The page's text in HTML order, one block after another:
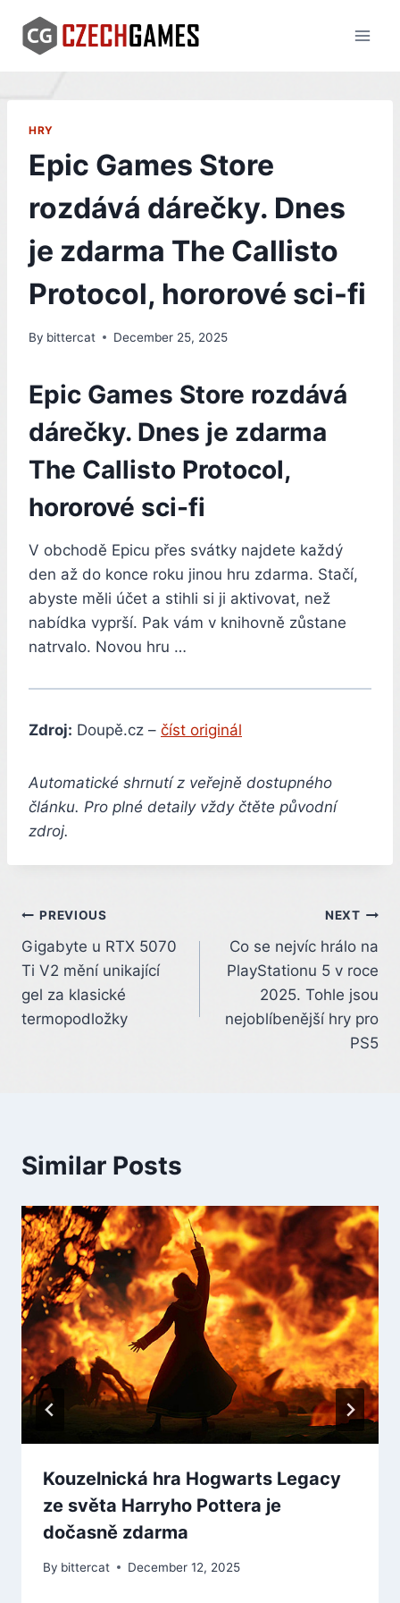
content
HRY
Epic Games Store
rozdává dárečky. Dnes
je zdarma The Callisto
Protocol, hororové sci-fi
By bittercat December 25, 2025
Epic Games Store rozdává
dárečky. Dnes je zdarma
The Callisto Protocol,
hororové sci-fi
V obchodě Epicu přes svátky najdete každý
den až do konce roku jinou hru zdarma. Stačí,
abyste měli účet a stihli si ji aktivovat, než
nabídka vyprší. Pak vám v knihovně zůstane
natrvalo. Novou hru …
Zdroj: Doupě.cz – číst originál
Automatické shrnutí z veřejně dostupného
článku. Pro plné detaily vždy čtěte původní
zdroj.
Post
navigation
PREVIOUS
Gigabyte u RTX 5070
Ti V2 mění unikající
gel za klasické
termopodložky
NEXT
Co se nejvíc hrálo na
PlayStationu 5 v roce
2025. Tohle jsou
nejoblíbenější hry pro
PS5
Similar Posts
Kouzelnická hra Hogwarts Legacy
ze světa Harryho Pottera je
dočasně zdarma
By bittercat December 12, 2025